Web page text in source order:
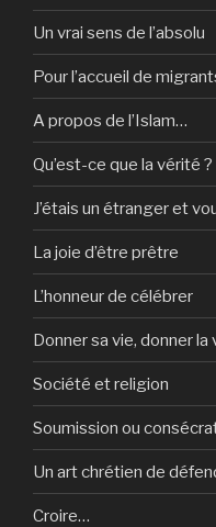
Un vrai sens de l’absolu
Pour l’accueil de
A propos de l’Islam…
Qu’est-ce que la vérité ?
J’étais un étranger et
La joie d’être prêtre
L’honneur de célébrer
Donner sa vie, donner la
Société et religion
Soumission ou
Un art chrétien de
Croire…